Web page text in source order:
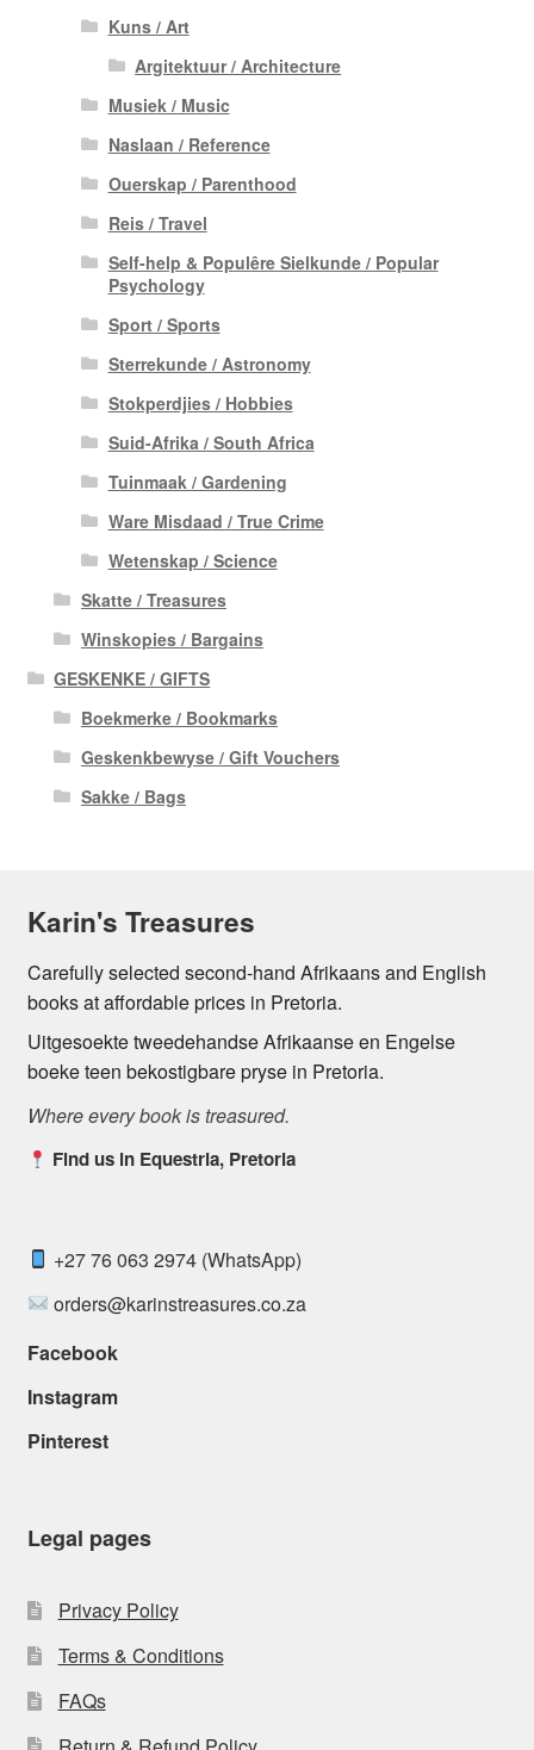
Kuns / Art
Argitektuur / Architecture
Musiek / Music
Naslaan / Reference
Ouerskap / Parenthood
Reis / Travel
Self-help & Populêre Sielkunde / Popular
Psychology
Sport / Sports
Sterrekunde / Astronomy
Stokperdjies / Hobbies
Suid-Afrika / South Africa
Tuinmaak / Gardening
Ware Misdaad / True Crime
Wetenskap / Science
Skatte / Treasures
Winskopies / Bargains
GESKENKE / GIFTS
Boekmerke / Bookmarks
Geskenkbewyse / Gift Vouchers
Sakke / Bags
Karin's Treasures
Carefully selected second-hand Afrikaans and English
books at affordable prices in Pretoria.
Uitgesoekte tweedehandse Afrikaanse en Engelse
boeke teen bekostigbare pryse in Pretoria.
Where every book is treasured.
Find us in Equestria, Pretoria
+27 76 063 2974 (WhatsApp)
orders@karinstreasures.co.za
Facebook
Instagram
Pinterest
Legal pages
Privacy Policy
Terms & Conditions
FAQs